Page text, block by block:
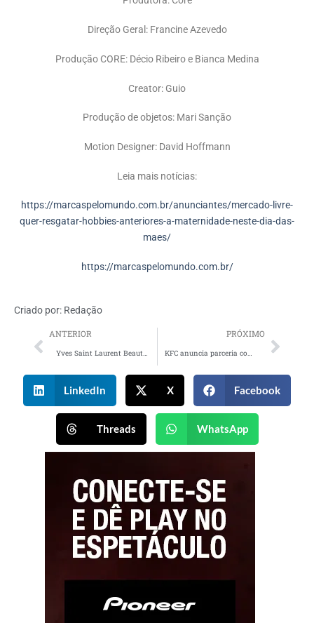
Direção Geral: Francine Azevedo
Produção CORE: Décio Ribeiro e Bianca Medina
Creator: Guio
Produção de objetos: Mari Sanção
Motion Designer: David Hoffmann
Leia mais notícias:
https://marcaspelomundo.com.br/anunciantes/mercado-livre-
quer-resgatar-hobbies-anteriores-a-maternidade-neste-dia-das-
maes/
https://marcaspelomundo.com.br/
Criado por: Redação
ANTERIOR
Yves Saint Laurent Beauté convoca celebridades para celebrar a liberdade nas relações
PRÓXIMO
KFC anuncia parceria com Diablo IV e reforça campanha no digital
LinkedIn X Facebook
Threads WhatsApp